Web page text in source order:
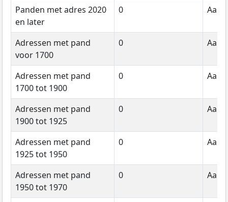
Panden met adres 2020
en later
0
Adressen met pand
voor 1700
0
Adressen met pand
1700 tot 1900
0
Adressen met pand
1900 tot 1925
0
Adressen met pand
1925 tot 1950
0
Adressen met pand
1950 tot 1970
0